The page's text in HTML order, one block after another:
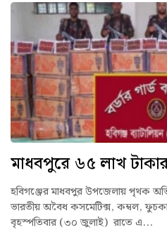
মাধবপুরে ৬৫ লাখ
হবিগঞ্জের মাধবপুর উপজেলায় পৃথক
ভারতীয় অবৈধ কসমেটিক্স, কম্বল,
বৃহস্পতিবার (৩০ জুলাই) রাতে এ...